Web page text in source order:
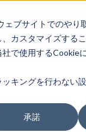
ブサイトでのやり
カスタマイズする
で使用するCookie
キングを行わない
承諾
企業情
報
関係者各位 -